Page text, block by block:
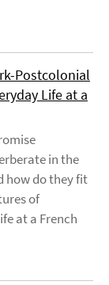
Postcolonial
Life at a
in the
how do they fit
of
at a French